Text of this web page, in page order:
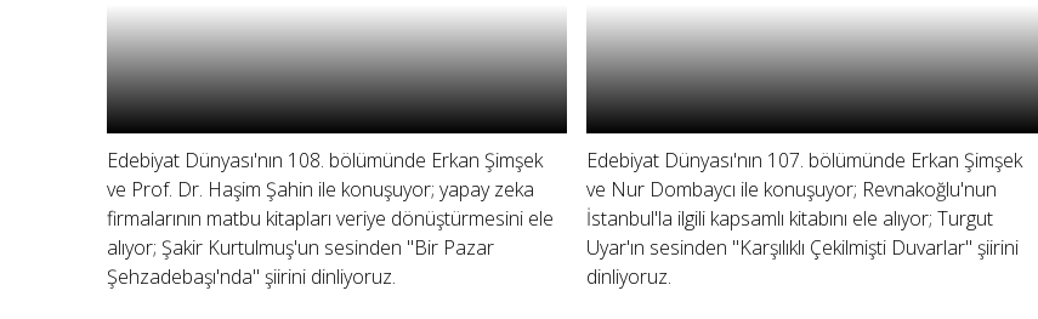
Edebiyat Dünyası'nın 108. bölümünde Erkan Şimşek
ve Prof. Dr. Haşim Şahin ile konuşuyor; yapay zeka
firmalarının matbu kitapları veriye dönüştürmesini ele
alıyor; Şakir Kurtulmuş'un sesinden "Bir Pazar
Şehzadebaşı'nda" şiirini dinliyoruz.
Edebiyat Dünyası'nın 107. bölümünde Erkan Şimşek
ve Nur Dombaycı ile konuşuyor; Revnakoğlu'nun
İstanbul'la ilgili kapsamlı kitabını ele alıyor; Turgut
Uyar'ın sesinden "Karşılıklı Çekilmişti Duvarlar" şiirini
dinliyoruz.